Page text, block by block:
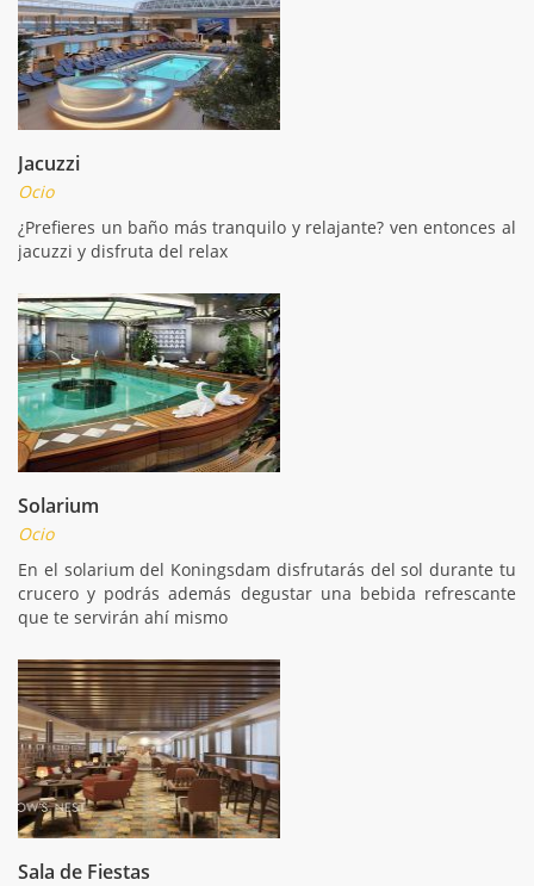
Jacuzzi
Ocio
¿Prefieres un baño más tranquilo y relajante? ven entonces al
jacuzzi y disfruta del relax
Solarium
Ocio
En el solarium del Koningsdam disfrutarás del sol durante tu
crucero y podrás además degustar una bebida refrescante
que te servirán ahí mismo
Sala de Fiestas